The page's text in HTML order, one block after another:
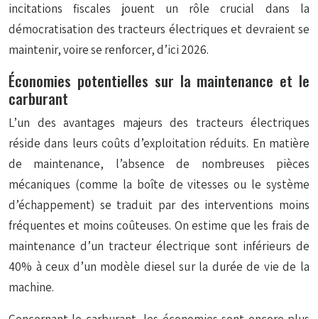
incitations fiscales jouent un rôle crucial dans la
démocratisation des tracteurs électriques et devraient se
maintenir, voire se renforcer, d’ici 2026.
Économies potentielles sur la maintenance et le
carburant
L’un des avantages majeurs des tracteurs électriques
réside dans leurs coûts d’exploitation réduits. En matière
de maintenance, l’absence de nombreuses pièces
mécaniques (comme la boîte de vitesses ou le système
d’échappement) se traduit par des interventions moins
fréquentes et moins coûteuses. On estime que les frais de
maintenance d’un tracteur électrique sont inférieurs de
40% à ceux d’un modèle diesel sur la durée de vie de la
machine.